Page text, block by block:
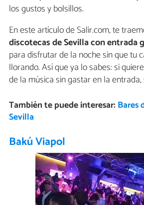
los gustos y bolsillos.
En este artículo de Salir.com, te
discotecas de Sevilla con entrada
para disfrutar de la noche sin que tu
llorando. Así que ya lo sabes: si
de la música sin gastar en la
También te puede interesar: Bares
Sevilla
Bakú Viapol